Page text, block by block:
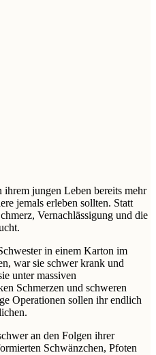
jungen Leben bereits mehr
jemals erleben sollten. Statt
Vernachlässigung und die
in einem Karton im
war sie schwer krank und
unter massiven
Schmerzen und schweren
Operationen sollen ihr endlich
an den Folgen ihrer
Schwänzchen, Pfoten